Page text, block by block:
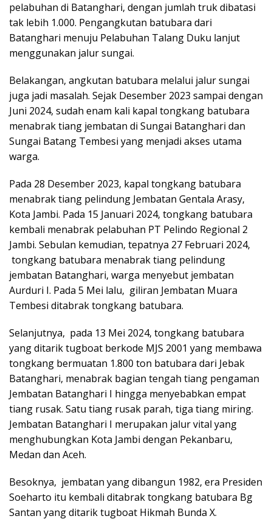
pelabuhan di Batanghari, dengan jumlah truk dibatasi
tak lebih 1.000. Pengangkutan batubara dari
Batanghari menuju Pelabuhan Talang Duku lanjut
menggunakan jalur sungai.
Belakangan, angkutan batubara melalui jalur sungai
juga jadi masalah. Sejak Desember 2023 sampai dengan
Juni 2024, sudah enam kali kapal tongkang batubara
menabrak tiang jembatan di Sungai Batanghari dan
Sungai Batang Tembesi yang menjadi akses utama
warga.
Pada 28 Desember 2023, kapal tongkang batubara
menabrak tiang pelindung Jembatan Gentala Arasy,
Kota Jambi. Pada 15 Januari 2024, tongkang batubara
kembali menabrak pelabuhan PT Pelindo Regional 2
Jambi. Sebulan kemudian, tepatnya 27 Februari 2024,
tongkang batubara menabrak tiang pelindung
jembatan Batanghari, warga menyebut jembatan
Aurduri I. Pada 5 Mei lalu, giliran Jembatan Muara
Tembesi ditabrak tongkang batubara.
Selanjutnya, pada 13 Mei 2024, tongkang batubara
yang ditarik tugboat berkode MJS 2001 yang membawa
tongkang bermuatan 1.800 ton batubara dari Jebak
Batanghari, menabrak bagian tengah tiang pengaman
Jembatan Batanghari I hingga menyebabkan empat
tiang rusak. Satu tiang rusak parah, tiga tiang miring.
Jembatan Batanghari I merupakan jalur vital yang
menghubungkan Kota Jambi dengan Pekanbaru,
Medan dan Aceh.
Besoknya, jembatan yang dibangun 1982, era Presiden
Soeharto itu kembali ditabrak tongkang batubara Bg
Santan yang ditarik tugboat Hikmah Bunda X.